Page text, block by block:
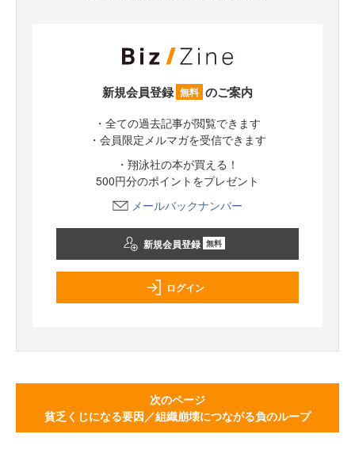
新規会員登録 無料 のご案内
・全ての過去記事が閲覧できます
・会員限定メルマガを受信できます
・翔泳社の本が買える！
500円分のポイントをプレゼント
メールバックナンバー
新規会員登録 無料
ログイン
次のページ
貧乏くじになる要因／組織崩壊につながる負のループ